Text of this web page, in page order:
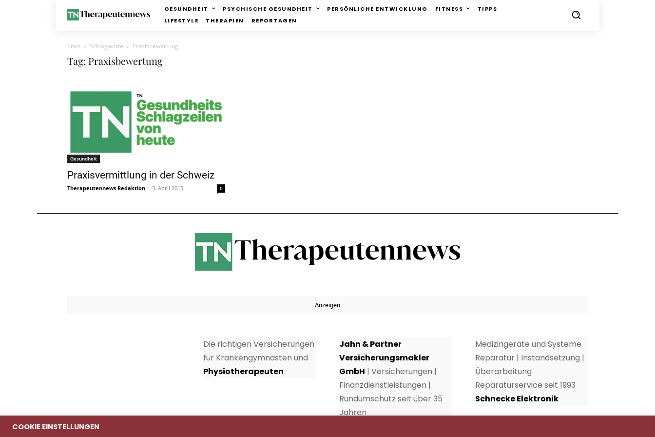
GESUNDHEIT PSYCHISCHE GESUNDHEIT PERSÖNLICHE ENTWICKLUNG FITNESS
TIPPS
LIFESTYLE
THERAPIEN REPORTAGEN
Start Schlagworte Praxisbewertung
Tag: Praxisbewertung
Gesundheit
Praxisvermittlung in der Schweiz
Therapeutennews Redaktion - 3. April 2015 0
Anzeigen
Die richtigen Versicherungen
für Krankengymnasten und
Physiotherapeuten
Jahn & Partner
Versicherungsmakler
GmbH | Versicherungen |
Finanzdienstleistungen |
Rundumschutz seit über 35
Jahren
Medizingeräte und Systeme
Reparatur | Instandsetzung |
Überarbeitung
Reparaturservice seit 1993
Schnecke Elektronik
COOKIE EINSTELLUNGEN